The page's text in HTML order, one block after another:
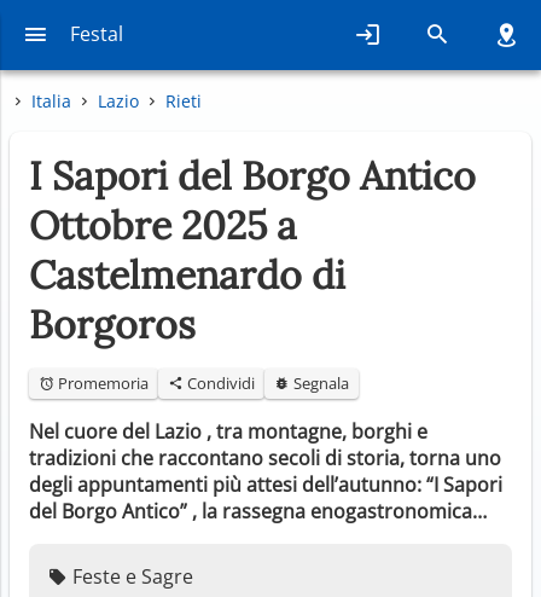
Festal
Italia Lazio Rieti
I Sapori del Borgo Antico
Ottobre 2025 a
Castelmenardo di
Borgoros
Promemoria Condividi Segnala
Nel cuore del Lazio , tra montagne, borghi e
tradizioni che raccontano secoli di storia, torna uno
degli appuntamenti più attesi dell’autunno: “I Sapori
del Borgo Antico” , la rassegna enogastronomica…
Feste e Sagre